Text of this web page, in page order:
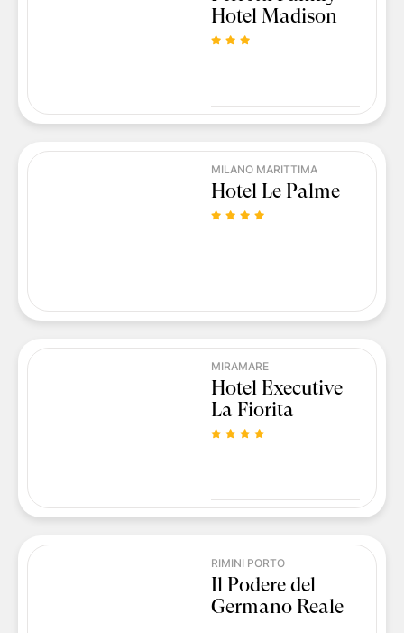
Hotel Madison
MILANO MARITTIMA
Hotel Le Palme
MIRAMARE
Hotel Executive
La Fiorita
RIMINI PORTO
Il Podere del
Germano Reale